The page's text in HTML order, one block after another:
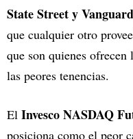
State Street y Vanguard
que cualquier otro
que son quienes
las peores tenencias.
El Invesco NASDAQ
posiciona como el peor